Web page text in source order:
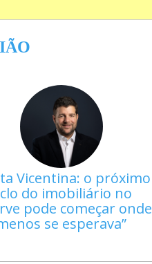
Vicentina: o próximo
do imobiliário no
pode começar onde
se esperava